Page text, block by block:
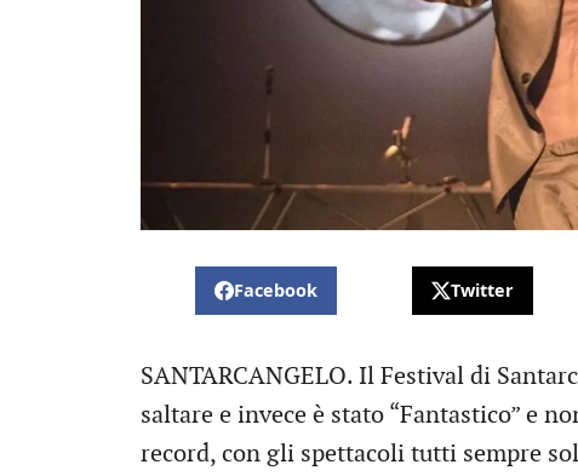
Facebook Twitter
SANTARCANGELO. Il Festival di
saltare e invece è stato “Fantastico” e
record, con gli spettacoli tutti sempre